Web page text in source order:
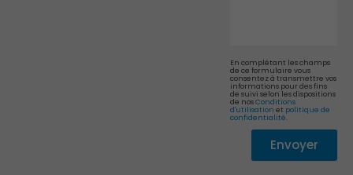
En complétant les champs
de ce formulaire vous
consentez à transmettre vos
informations pour des fins
de suivi selon les dispositions
de nosConditions
d'utilisation et politique de
confidentialité.
Envoyer